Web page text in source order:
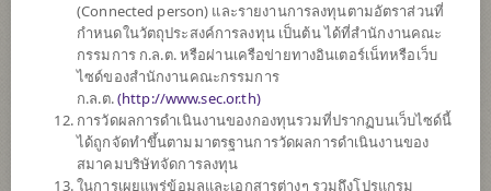
ผลการดำเนินงาน
ข้อมูลการสั่งซื้อขาย
ดาวน์โหลดเอกสาร
ปฏิทิน
(Connected person) และรายงานการลงทุนตามอัตราส่วนที่
กำหนดในวัตถุประสงค์การลงทุน เป็นต้น ได้ที่สำนักงานคณะ
กรรมการ ก.ล.ต. หรือผ่านเครือข่ายทางอินเตอร์เน็ทหรือเว็บ
ไซด์ของสำนักงานคณะกรรมการ
ก.ล.ต.(http://www.sec.or.th)
การวัดผลการดำเนินงานของกองทุนรวมที่ปรากฏบนเว็บไซด์นี้
ได้ถูกจัดทำขึ้นตามมาตรฐานการวัดผลการดำเนินงานของ
สมาคมบริษัทจัดการลงทุน
ในการเผยแพร่ข้อมูลและเอกสารต่างๆ รวมถึงโปรแกรม